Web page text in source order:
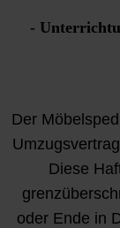
-
Der
Diese
oder Ende in